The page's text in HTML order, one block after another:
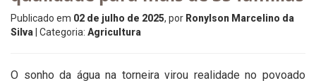
Publicado em 02 de julho de 2025, por Ronylson Marcelino da
Silva | Categoria: Agricultura
O sonho da água na torneira virou realidade no povoado